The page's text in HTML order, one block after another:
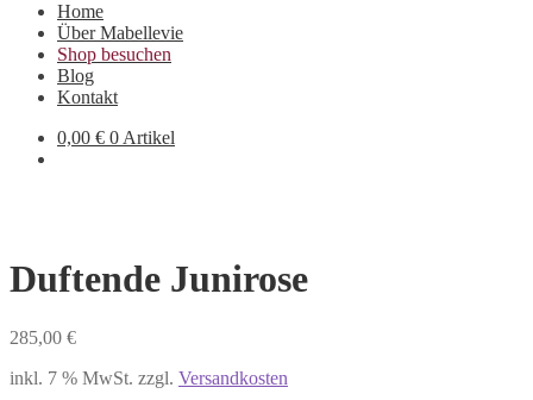
Home
Über Mabellevie
Shop besuchen
Blog
Kontakt
0,00 € 0 Artikel
Duftende Junirose
285,00 €
inkl. 7 % MwSt. zzgl. Versandkosten